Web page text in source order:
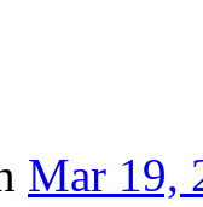
Mar 19,